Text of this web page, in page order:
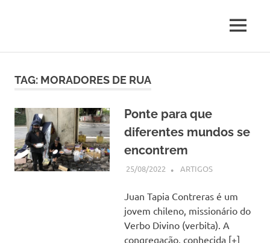
Espírito
–
Brasil
MENU
TAG: MORADORES DE RUA
Ponte para que
diferentes mundos se
encontrem
25/08/2022 SSPS BRASIL
ARTIGOS
Juan Tapia Contreras é um
jovem chileno, missionário do
Verbo Divino (verbita). A
congregação, conhecida [+]